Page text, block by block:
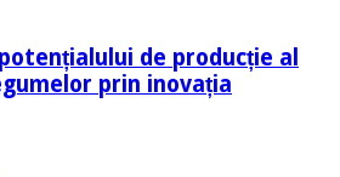
de producție al
prin inovația